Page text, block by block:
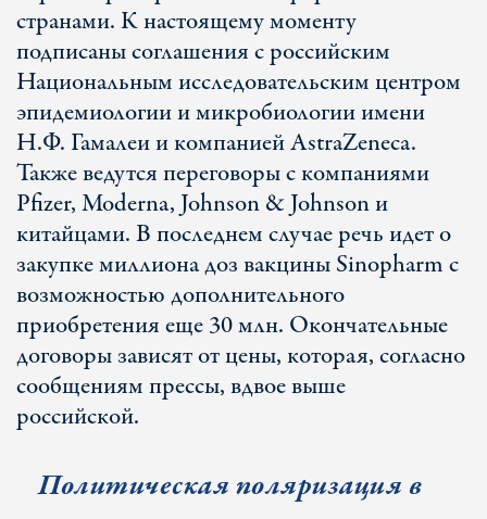
странами. К настоящему моменту
подписаны соглашения с российским
Национальным исследовательским центром
эпидемиологии и микробиологии имени
Н.Ф. Гамалеи и компанией AstraZeneca.
Также ведутся переговоры с компаниями
Pfizer, Moderna, Johnson & Johnson и
китайцами. В последнем случае речь идет о
закупке миллиона доз вакцины Sinopharm с
возможностью дополнительного
приобретения еще 30 млн. Окончательные
договоры зависят от цены, которая, согласно
сообщениям прессы, вдвое выше
российской.
Политическая поляризация в